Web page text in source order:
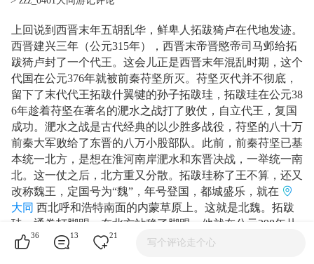
上回说到西晋末年五胡乱华，鲜卑人拓跋猗卢在代地发迹。
西晋建兴三年（公元315年），西晋末帝晋愍帝司马邺给拓
跋猗卢封了一个代王。这会儿正是西晋末年混乱时期，这个
代国在公元376年就被前秦苻坚所灭。苻坚灭代并不彻底，
留下了末代代王拓跋什翼犍的孙子拓跋珪，拓跋珪在公元38
6年趁着苻坚在著名的淝水之战打了败仗，自立代王，复国
成功。淝水之战是古代经典的以少胜多战役，苻坚的八十万
前秦大军败给了东晋的八万小股部队。此前，前秦苻坚已基
本统一北方，是想在淮河南岸淝水和东晋决战，一举统一南
北。这一仗之后，北方重又分散。拓跋珪称了王不算，还又
改称魏王，定国号为“魏”，年号登国，都城盛乐，就在
大同 西北呼和浩特南面的内蒙草原上。这就是北魏。拓跋
珪一通拳打脚踢，在北方站稳了脚跟，他就在公元398年从
盛乐迁都到平城，就是现在的大同，改年号天兴元年。四十
36 13 21
写个评论走个心